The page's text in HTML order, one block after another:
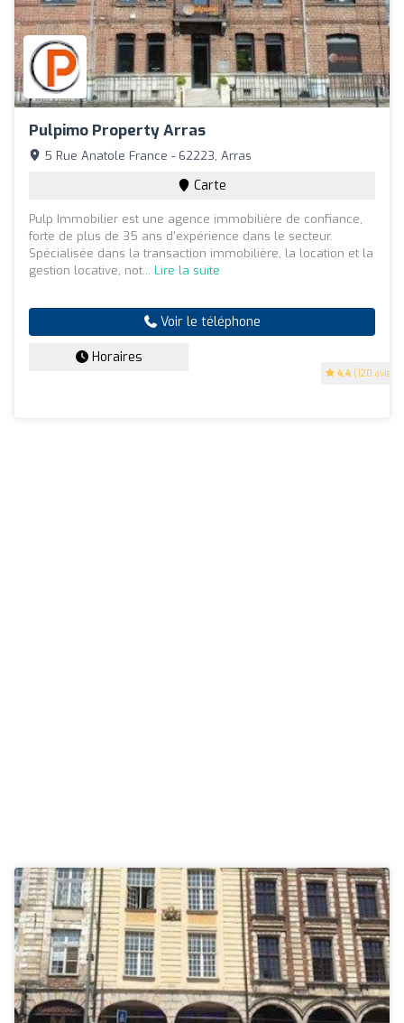
Pulpimo Property Arras
4.4 (120 avis)
5 Rue Anatole France - 62223, Arras
Carte
Pulp Immobilier est une agence immobilière de confiance,
forte de plus de 35 ans d'expérience dans le secteur.
Spécialisée dans la transaction immobilière, la location et la
gestion locative, not... Lire la suite
Voir le téléphone
Horaires